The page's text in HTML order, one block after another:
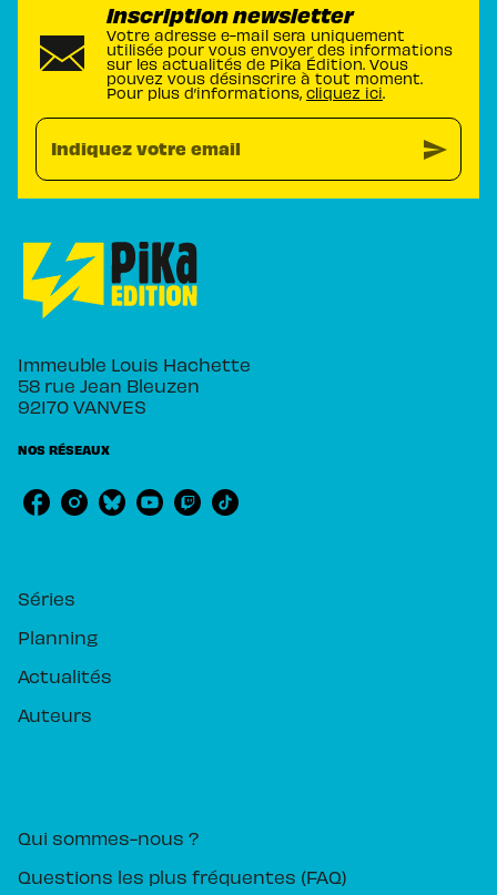
Inscription newsletter
Votre adresse e-mail sera uniquement
utilisée pour vous envoyer des informations
sur les actualités de Pika Édition. Vous
pouvez vous désinscrire à tout moment.
Pour plus d’informations, cliquez ici.
Indiquez votre email send
Immeuble Louis Hachette
58 rue Jean Bleuzen
92170 VANVES
NOS RÉSEAUX
Séries
Planning
Actualités
Auteurs
Qui sommes-nous ?
Questions les plus fréquentes (FAQ)